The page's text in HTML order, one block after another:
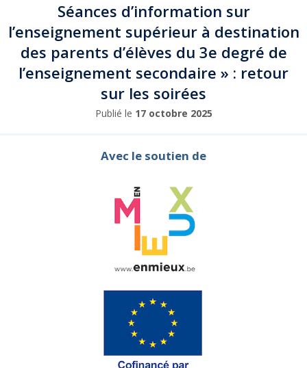
Séances d’information sur
l’enseignement supérieur à destination
des parents d’élèves du 3e degré de
l’enseignement secondaire » : retour
sur les soirées
Publié le 17 octobre 2025
Avec le soutien de